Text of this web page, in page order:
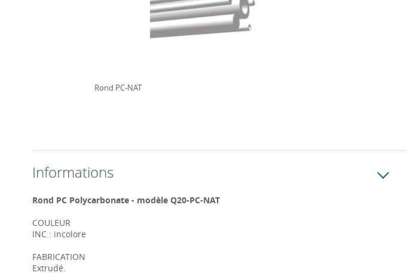
Rond PC-NAT
Informations
Rond PC Polycarbonate - modèle Q20-PC-NAT
COULEUR
INC : incolore
FABRICATION
Extrudé.